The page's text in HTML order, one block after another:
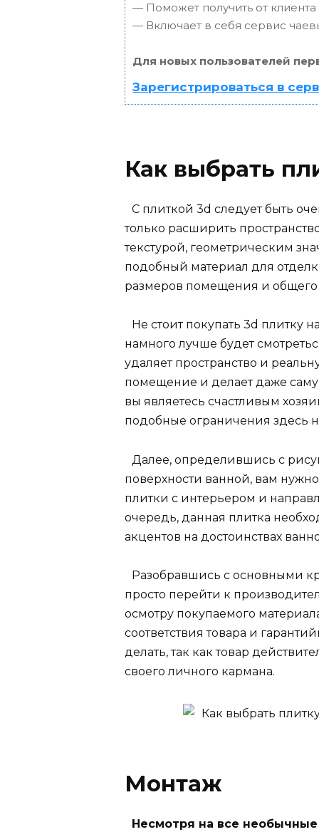
— Поможет получить от
— Включает в себя сервис
Для новых пользователей
Зарегистрироваться в
Как выбрать
С плиткой 3d следует быть
только расширить
текстурой, геометрическим
подобный материал для
размеров помещения и общего
Не стоит покупать 3d плитку
намного лучше будет
удаляет пространство и
помещение и делает даже
вы являетесь счастливым
подобные ограничения здесь
Далее, определившись с
поверхности ванной, вам
плитки с интерьером и
очередь, данная плитка
акцентов на достоинствах
Разобравшись с основными
просто перейти к
осмотру покупаемого
соответствия товара и
делать, так как товар
своего личного кармана.
Монтаж
Несмотря на все